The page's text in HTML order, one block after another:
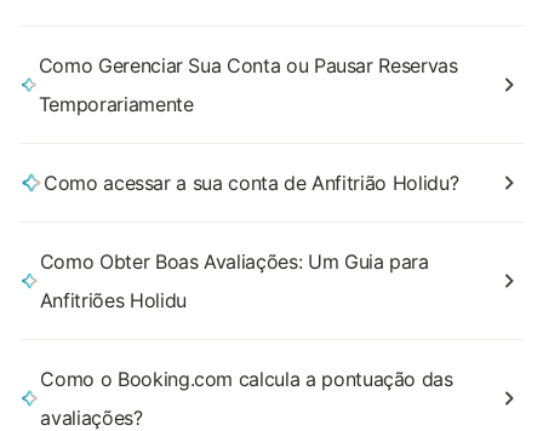
Como Gerenciar Sua Conta ou Pausar Reservas
Temporariamente
Como acessar a sua conta de Anfitrião Holidu?
Como Obter Boas Avaliações: Um Guia para
Anfitriões Holidu
Como o Booking.com calcula a pontuação das
avaliações?